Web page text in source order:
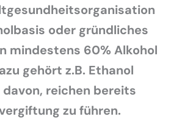
oder gründliches
mindestens 60% Alkohol
gehört z.B. Ethanol
reichen bereits
zu führen.